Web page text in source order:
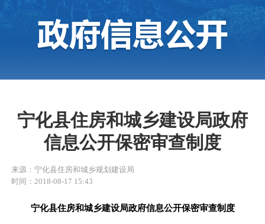
宁化县住房和城乡建设局政府
信息公开保密审查制度
来源：宁化县住房和城乡规划建设局
时间：2018-08-17 15:43
宁化县住房和城乡建设局政府信息公开保密审查制度